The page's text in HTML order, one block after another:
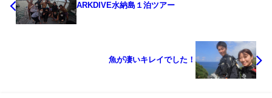
ARKDIVE水納島１泊ツアー
魚が凄いキレイでした！